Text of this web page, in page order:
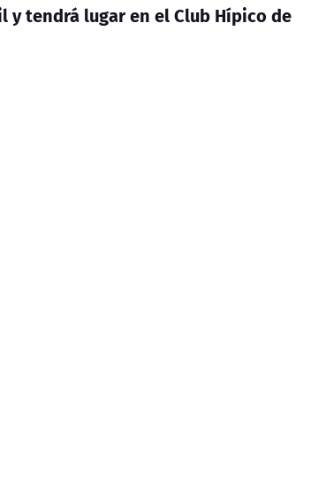
y tendrá lugar en el Club Hípico de